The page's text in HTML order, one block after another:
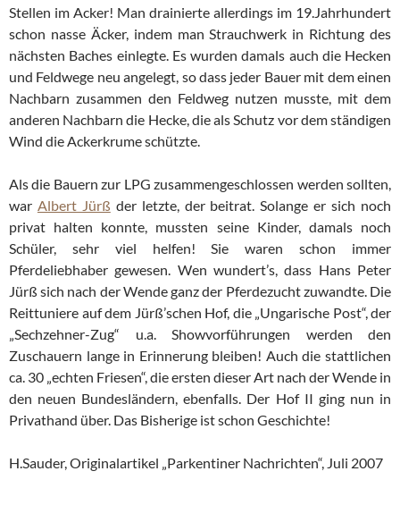
Stellen im Acker! Man drainierte allerdings im 19.Jahrhundert
schon nasse Äcker, indem man Strauchwerk in Richtung des
nächsten Baches einlegte. Es wurden damals auch die Hecken
und Feldwege neu angelegt, so dass jeder Bauer mit dem einen
Nachbarn zusammen den Feldweg nutzen musste, mit dem
anderen Nachbarn die Hecke, die als Schutz vor dem ständigen
Wind die Ackerkrume schützte.
Als die Bauern zur LPG zusammengeschlossen werden sollten,
war Albert Jürß der letzte, der beitrat. Solange er sich noch
privat halten konnte, mussten seine Kinder, damals noch
Schüler, sehr viel helfen! Sie waren schon immer
Pferdeliebhaber gewesen. Wen wundert’s, dass Hans Peter
Jürß sich nach der Wende ganz der Pferdezucht zuwandte. Die
Reittuniere auf dem Jürß’schen Hof, die „Ungarische Post“, der
„Sechzehner-Zug“ u.a. Showvorführungen werden den
Zuschauern lange in Erinnerung bleiben! Auch die stattlichen
ca. 30 „echten Friesen“, die ersten dieser Art nach der Wende in
den neuen Bundesländern, ebenfalls. Der Hof II ging nun in
Privathand über. Das Bisherige ist schon Geschichte!
H.Sauder, Originalartikel „Parkentiner Nachrichten“, Juli 2007